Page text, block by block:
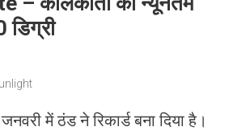
डिग्री
में ठंड ने रिकार्ड बना दिया है।